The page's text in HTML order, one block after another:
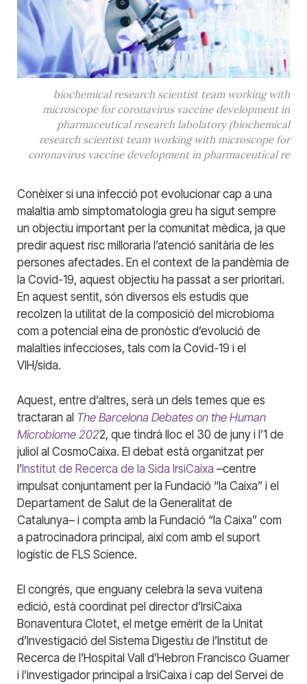
biochemical research scientist team working with
microscope for coronavirus vaccine development in
pharmaceutical research labolatory (biochemical
research scientist team working with microscope for
coronavirus vaccine development in pharmaceutical re
Conèixer si una infecció pot evolucionar cap a una
malaltia amb simptomatologia greu ha sigut sempre
un objectiu important per la comunitat mèdica, ja que
predir aquest risc milloraria l’atenció sanitària de les
persones afectades. En el context de la pandèmia de
la Covid-19, aquest objectiu ha passat a ser prioritari.
En aquest sentit, són diversos els estudis que
recolzen la utilitat de la composició del microbioma
com a potencial eina de pronòstic d’evolució de
malalties infeccioses, tals com la Covid-19 i el
VIH/sida.
Aquest, entre d’altres, serà un dels temes que es
tractaran al The Barcelona Debates on the Human
Microbiome 2022, que tindrà lloc el 30 de juny i l’1 de
juliol al CosmoCaixa. El debat està organitzat per
l’Institut de Recerca de la Sida IrsiCaixa –centre
impulsat conjuntament per la Fundació “la Caixa” i el
Departament de Salut de la Generalitat de
Catalunya– i compta amb la Fundació “la Caixa” com
a patrocinadora principal, així com amb el suport
logístic de FLS Science.
El congrés, que enguany celebra la seva vuitena
edició, està coordinat pel director d’IrsiCaixa
Bonaventura Clotet, el metge emèrit de la Unitat
d’Investigació del Sistema Digestiu de l’Institut de
Recerca de l’Hospital Vall d’Hebron Francisco Guarner
i l’investigador principal a IrsiCaixa i cap del Servei de